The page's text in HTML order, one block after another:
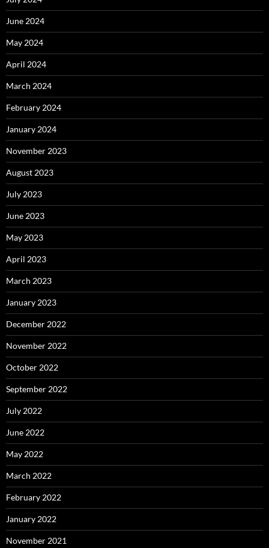
June 2024
May 2024
April 2024
March 2024
February 2024
January 2024
November 2023
August 2023
July 2023
June 2023
May 2023
April 2023
March 2023
January 2023
December 2022
November 2022
October 2022
September 2022
July 2022
June 2022
May 2022
March 2022
February 2022
January 2022
November 2021